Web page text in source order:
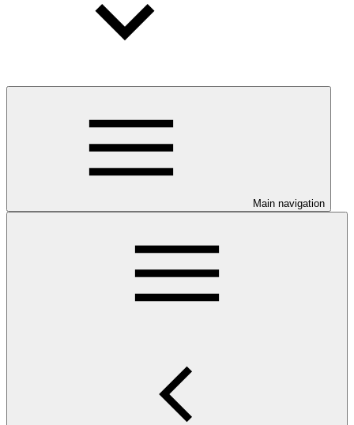
Main navigation